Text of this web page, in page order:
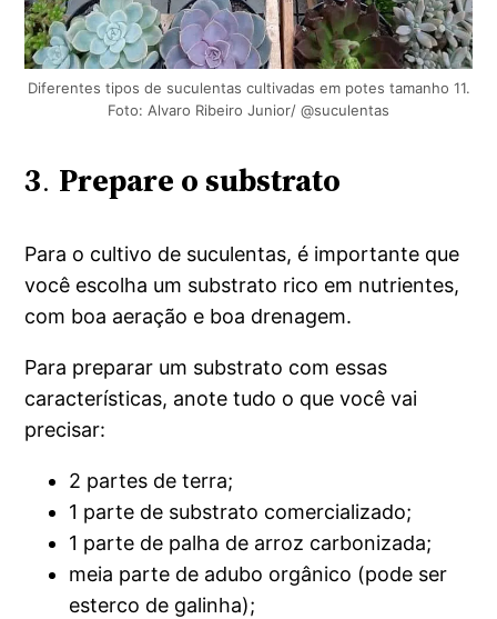
Diferentes tipos de suculentas cultivadas em potes tamanho 11.
Foto: Alvaro Ribeiro Junior/ @suculentas
3. Prepare o substrato
Para o cultivo de suculentas, é importante que
você escolha um substrato rico em nutrientes,
com boa aeração e boa drenagem.
Para preparar um substrato com essas
características, anote tudo o que você vai
precisar:
2 partes de terra;
1 parte de substrato comercializado;
1 parte de palha de arroz carbonizada;
meia parte de adubo orgânico (pode ser
esterco de galinha);